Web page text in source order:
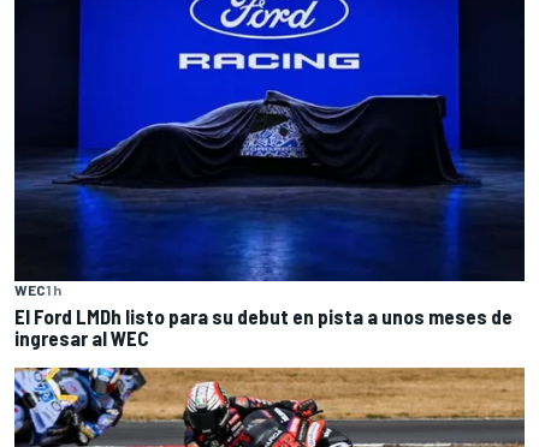
WEC1 h
El Ford LMDh listo para su debut en pista a unos meses de
ingresar al WEC